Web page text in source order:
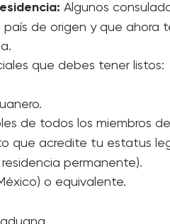
son nuevos, podrían
Algunos
de origen y que ahora
que debes tener listos:
de todos los miembros de
que acredite tu estatus
permanente).